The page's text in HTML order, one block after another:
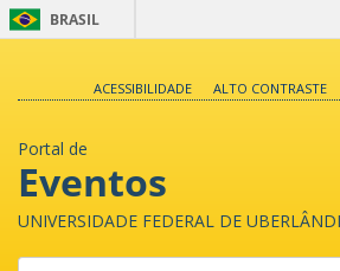
BRASIL
ACESSIBILIDADE
ALTO CONTRASTE
Portal de
Eventos
UNIVERSIDADE FEDERAL DE